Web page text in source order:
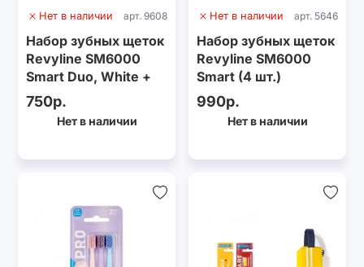
Нет в наличии арт. 9608
Набор зубных щеток
Revyline SM6000
Smart Duo, White +
Black
750р.
Нет в наличии
Нет в наличии арт. 5646
Набор зубных щеток
Revyline SM6000
Smart (4 шт.)
990р.
Нет в наличии